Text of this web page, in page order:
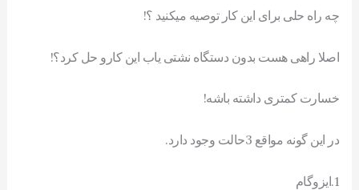
چه راه حلی برای این کار توصیه میکنید ؟!
اصلا راهی هست بدون دستگاه نشتی یاب این کارو حل کرد؟!
خسارت کمتری داشته باشه!
در این گونه مواقع 3حالت وجود دارد.
1.ایزوگام